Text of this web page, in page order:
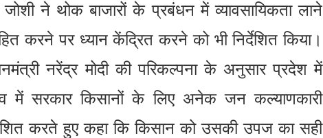
ने थोक बाजारों के प्रबंधन में व्यावसायिकता लाने
करने पर ध्यान केंद्रित करने को भी निर्देशित किया।
नरेंद्र मोदी की परिकल्पना के अनुसार प्रदेश में
में सरकार किसानों के लिए अनेक जन कल्याणकारी
करते हुए कहा कि किसान को उसकी उपज का सही